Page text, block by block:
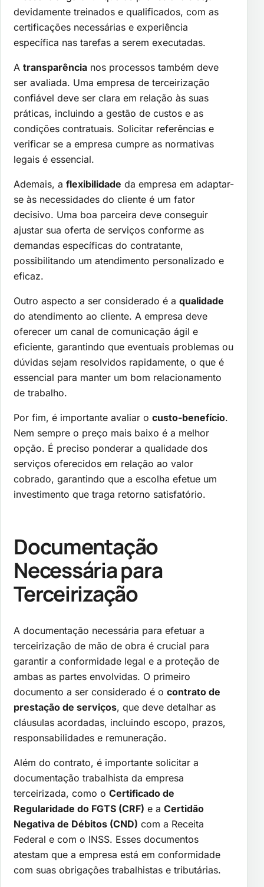
devidamente treinados e qualificados, com as
certificações necessárias e experiência
específica nas tarefas a serem executadas.
A transparência nos processos também deve
ser avaliada. Uma empresa de terceirização
confiável deve ser clara em relação às suas
práticas, incluindo a gestão de custos e as
condições contratuais. Solicitar referências e
verificar se a empresa cumpre as normativas
legais é essencial.
Ademais, a flexibilidade da empresa em adaptar-
se às necessidades do cliente é um fator
decisivo. Uma boa parceira deve conseguir
ajustar sua oferta de serviços conforme as
demandas específicas do contratante,
possibilitando um atendimento personalizado e
eficaz.
Outro aspecto a ser considerado é a qualidade
do atendimento ao cliente. A empresa deve
oferecer um canal de comunicação ágil e
eficiente, garantindo que eventuais problemas ou
dúvidas sejam resolvidos rapidamente, o que é
essencial para manter um bom relacionamento
de trabalho.
Por fim, é importante avaliar o custo-benefício.
Nem sempre o preço mais baixo é a melhor
opção. É preciso ponderar a qualidade dos
serviços oferecidos em relação ao valor
cobrado, garantindo que a escolha efetue um
investimento que traga retorno satisfatório.
Documentação
Necessária para
Terceirização
A documentação necessária para efetuar a
terceirização de mão de obra é crucial para
garantir a conformidade legal e a proteção de
ambas as partes envolvidas. O primeiro
documento a ser considerado é o contrato de
prestação de serviços, que deve detalhar as
cláusulas acordadas, incluindo escopo, prazos,
responsabilidades e remuneração.
Além do contrato, é importante solicitar a
documentação trabalhista da empresa
terceirizada, como o Certificado de
Regularidade do FGTS (CRF) e a Certidão
Negativa de Débitos (CND) com a Receita
Federal e com o INSS. Esses documentos
atestam que a empresa está em conformidade
com suas obrigações trabalhistas e tributárias.